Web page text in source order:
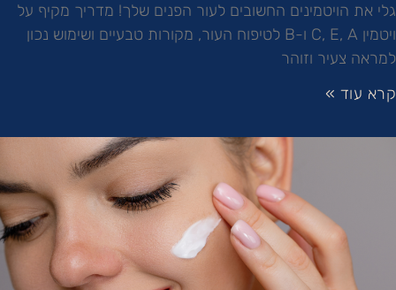
גלי את הויטמינים החשובים לעור הפנים שלך! מדריך מקיף על
ויטמין C, E, A ו-B לטיפוח העור, מקורות טבעיים ושימוש נכון
למראה צעיר וזוהר
קרא עוד »